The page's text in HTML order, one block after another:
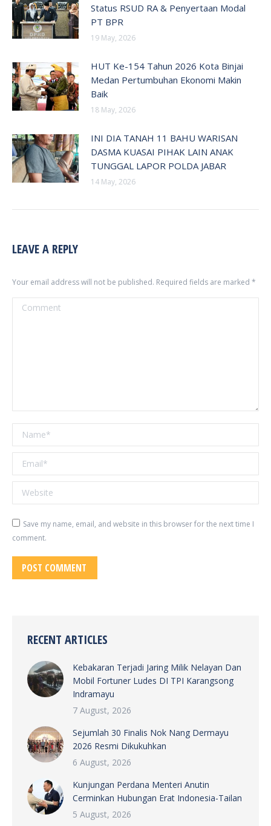
Status RSUD RA & Penyertaan Modal
PT BPR
19 May, 2026
HUT Ke-154 Tahun 2026 Kota Binjai
Medan Pertumbuhan Ekonomi Makin
Baik
18 May, 2026
INI DIA TANAH 11 BAHU WARISAN
DASMA KUASAI PIHAK LAIN ANAK
TUNGGAL LAPOR POLDA JABAR
14 May, 2026
LEAVE A REPLY
Your email address will not be published. Required fields are marked *
Comment
Name *
Email *
Website
Save my name, email, and website in this browser for the next time I
comment.
POST COMMENT
RECENT ARTICLES
Kebakaran Terjadi Jaring Milik Nelayan Dan
Mobil Fortuner Ludes DI TPI Karangsong
Indramayu
7 August, 2026
Sejumlah 30 Finalis Nok Nang Dermayu
2026 Resmi Dikukuhkan
6 August, 2026
Kunjungan Perdana Menteri Anutin
Cerminkan Hubungan Erat Indonesia-Tailan
5 August, 2026